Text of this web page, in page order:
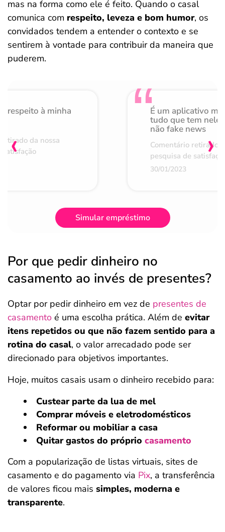
mas na forma como ele é feito. Quando o casal
comunica com respeito, leveza e bom humor, os
convidados tendem a entender o contexto e se
sentirem à vontade para contribuir da maneira que
puderem.
respeito à minha
da nossa
É um aplicativo
tudo que tem nele
não fake news
Comentário retirado
pesquisa de
30/01/2023
‹ ›
Simular empréstimo
Por que pedir dinheiro no
casamento ao invés de presentes?
Optar por pedir dinheiro em vez de presentes de
casamento é uma escolha prática. Além de evitar
itens repetidos ou que não fazem sentido para a
rotina do casal, o valor arrecadado pode ser
direcionado para objetivos importantes.
Hoje, muitos casais usam o dinheiro recebido para:
Custear parte da lua de mel
Comprar móveis e eletrodomésticos
Reformar ou mobiliar a casa
Quitar gastos do próprio casamento
Com a popularização de listas virtuais, sites de
casamento e do pagamento via Pix, a transferência
de valores ficou mais simples, moderna e
transparente.